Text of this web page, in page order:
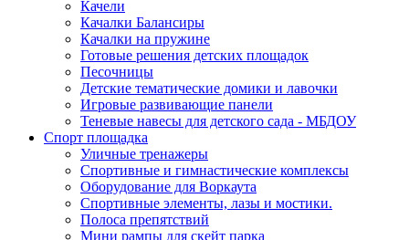
Качели
Качалки Балансиры
Качалки на пружине
Готовые решения детских площадок
Песочницы
Детские тематические домики и лавочки
Игровые развивающие панели
Теневые навесы для детского сада - МБДОУ
Спорт площадка
Уличные тренажеры
Спортивные и гимнастические комплексы
Оборудование для Воркаута
Спортивные элементы, лазы и мостики.
Полоса препятствий
Мини рампы для скейт парка